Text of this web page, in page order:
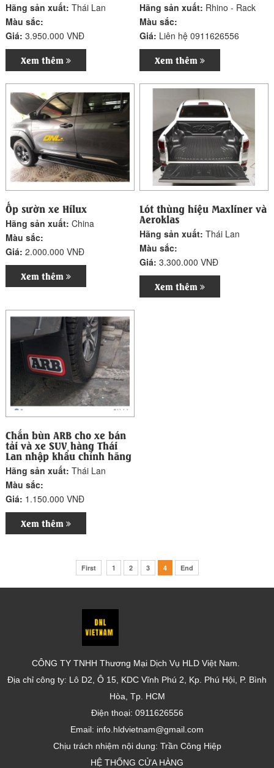
Hãng sản xuất:Thái Lan
Màu sắc:
Giá:3.950.000 VNĐ
Xem thêm
Hãng sản xuất: Rhino - Rack
Màu sắc:
Giá: Liên hệ 0911626556
Xem thêm
Ốp sườn xe Hilux
Hãng sản xuất:China
Màu sắc:
Giá:2.000.000 VNĐ
Xem thêm
Lót thùng hiệu Maxliner và
Aeroklas
Hãng sản xuất:Thái Lan
Màu sắc:
Giá:3.300.000 VNĐ
Xem thêm
Chắn bùn ARB cho xe bán
tải và xe SUV hàng Thái
Lan nhập khẩu chính hãng
Hãng sản xuất:Thái Lan
Màu sắc:
Giá: 1.150.000 VNĐ
Xem thêm
First 1 2 3 4 End
CÔNG TY TNHH Thương Mại Dịch Vụ HLD Việt Nam.
Địa chỉ công ty: Lô D2, Ô 15, KDC Vĩnh Phú 2, Kp. Phú Hội, P. Bình
Hòa, Tp. HCM
Điện thoại: 0911626556
Email: info.hldvietnam@gmail.com
Chịu trách nhiệm nội dung: Trần Công Hiệp
HỆ THỐNG CỬA HÀNG